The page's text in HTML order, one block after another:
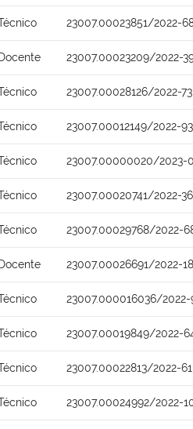
23007.00023851/2022-
23007.00023209/2022-
23007.00028126/2022-73
23007.00012149/2022-93
23007.00000020/2023-
23007.00020741/2022-36
23007.00029768/2022-
23007.00026691/2022-18
23007.000016036/2022-
23007.00019849/2022-
23007.00022813/2022-61
23007.00024992/2022-